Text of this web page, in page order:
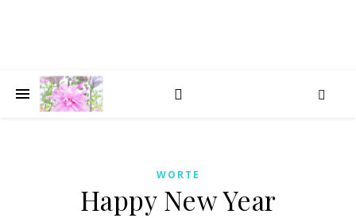
WORTE
Happy New Year